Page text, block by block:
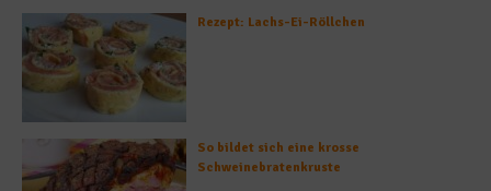
Rezept: Lachs-Ei-Röllchen
So bildet sich eine krosse
Schweinebratenkruste